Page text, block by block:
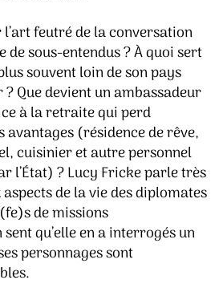
feutré de la conversation
sous-entendus ? À quoi sert
souvent loin de son pays
Que devient un ambassadeur
à la retraite qui perd
avantages (résidence de rêve,
cuisinier et autre personnel
l’État) ? Lucy Fricke parle très
de la vie des diplomates
de missions
qu’elle en a interrogés un
personnages sont